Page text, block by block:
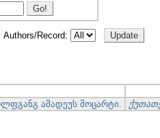
Authors/Record:
ამადეუს მოცარტი.